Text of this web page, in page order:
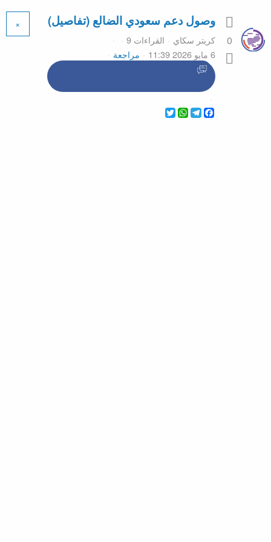
0
وصول دعم سعودي الضالع (تفاصيل)
كريتر سكاي
القراءات 9
6 مايو 2026 11:39
مراجعة
Twitter
WhatsApp
Telegram
Facebook
×